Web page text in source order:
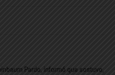
Pardo, informó que sostuvo,